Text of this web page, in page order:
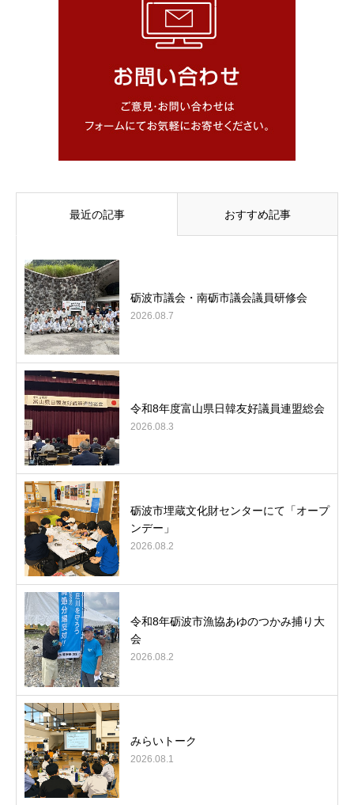
最近の記事 おすすめ記事
砺波市議会・南砺市議会議員研修会
2026.08.7
令和8年度富山県日韓友好議員連盟総会
2026.08.3
砺波市埋蔵文化財センターにて「オープ
ンデー」
2026.08.2
令和8年砺波市漁協あゆのつかみ捕り大
会
2026.08.2
みらいトーク
2026.08.1